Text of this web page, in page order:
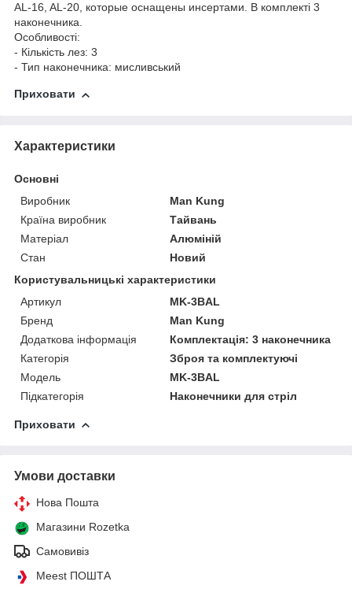
AL-16, AL-20, которые оснащены инсертами. В комплекті 3
наконечника.
Особливості:
- Кількість лез: 3
- Тип наконечника: мисливський
Приховати
Характеристики
Основні
Виробник
Man Kung
Країна виробник
Тайвань
Матеріал
Алюміній
Стан
Новий
Користувальницькі характеристики
Артикул
MK-3BAL
Бренд
Man Kung
Додаткова інформація
Комплектація: 3 наконечника
Категорія
Зброя та комплектуючі
Мoдель
MK-3BAL
Підкатегорія
Наконечники для стріл
Приховати
Умови доставки
Нова Пошта
Магазини Rozetka
Самовивіз
Meest ПОШТА